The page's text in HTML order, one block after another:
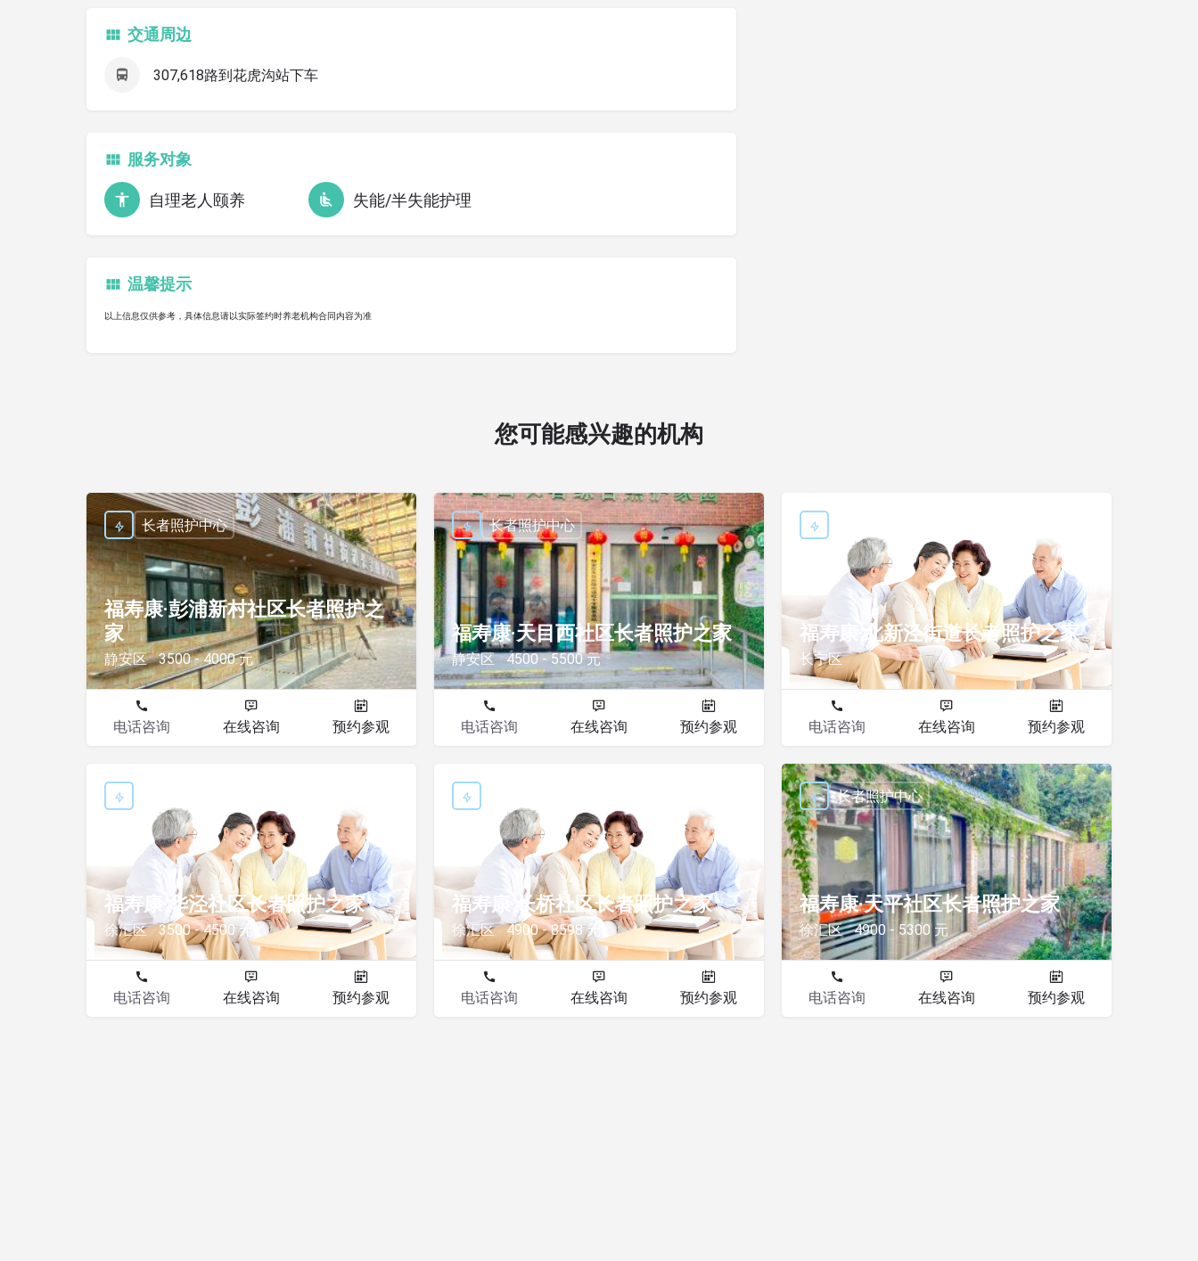
交通周边
307,618路到花虎沟站下车
服务对象
自理老人颐养 失能/半失能护理
温馨提示
以上信息仅供参考，具体信息请以实际签约时养老机构合同内容为准
您可能感兴趣的机构
福寿康·彭浦新村社区长者照护之
家
静安区 3500 - 4000 元
长者照护中心
电话咨询 在线咨询 预约参观
福寿康·天目西社区长者照护之家
静安区 4500 - 5500 元
长者照护中心
电话咨询 在线咨询 预约参观
福寿康·北新泾街道长者照护之家
长宁区
电话咨询 在线咨询 预约参观
福寿康·华泾社区长者照护之家
徐汇区 3500 - 4500 元
电话咨询 在线咨询 预约参观
福寿康·长桥社区长者照护之家
徐汇区 4900 - 8598 元
电话咨询 在线咨询 预约参观
福寿康·天平社区长者照护之家
徐汇区 4900 - 5300 元
长者照护中心
电话咨询 在线咨询 预约参观